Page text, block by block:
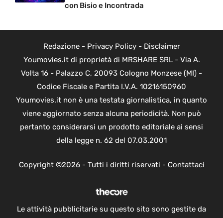
con Bisio e Incontrada
Redazione- Privacy Policy- Disclaimer
Youmovies.it di proprietà di MRSHARE SRL - Via A.
Volta 16 - Palazzo C, 20093 Cologno Monzese (MI) -
Codice Fiscale e Partita I.V.A. 10216150960
Youmovies.it non è una testata giornalistica, in quanto
viene aggiornato senza alcuna periodicità. Non può
pertanto considerarsi un prodotto editoriale ai sensi
della legge n. 62 del 07.03.2001
Copyright ©2026 - Tutti i diritti riservati - Contattaci
Le attività pubblicitarie su questo sito sono gestite da